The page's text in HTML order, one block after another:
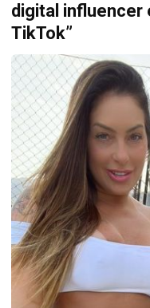
digital influencer
TikTok”